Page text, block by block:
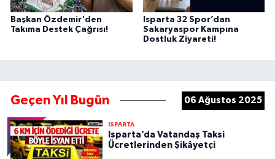
Başkan Özdemir'den
Takıma Destek Çağrısı!
Isparta 32 Spor’dan
Sakaryaspor Kampına
Dostluk Ziyareti!
Geçen Yıl Bugün 06 Ağustos 2025
ISPARTA
Isparta’da Vatandaş Taksi
Ücretlerinden Şikâyetçi